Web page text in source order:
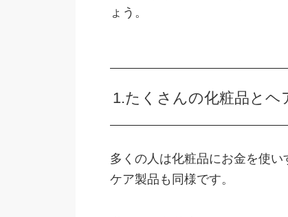
ょう。
1.たくさんの化粧品とヘ
多くの人は化粧品にお金を使
ケア製品も同様です。